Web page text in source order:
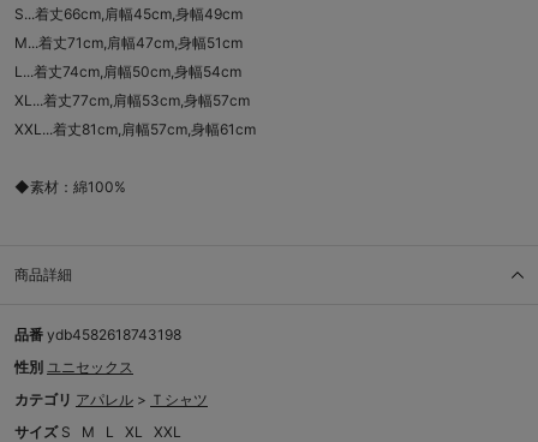
S...着丈66cm,肩幅45cm,身幅49cm
M...着丈71cm,肩幅47cm,身幅51cm
L...着丈74cm,肩幅50cm,身幅54cm
XL...着丈77cm,肩幅53cm,身幅57cm
XXL...着丈81cm,肩幅57cm,身幅61cm
◆素材：綿100%
商品詳細
品番 ydb4582618743198
性別 ユニセックス
カテゴリ アパレル > Ｔシャツ
サイズ S M L XL
XXL